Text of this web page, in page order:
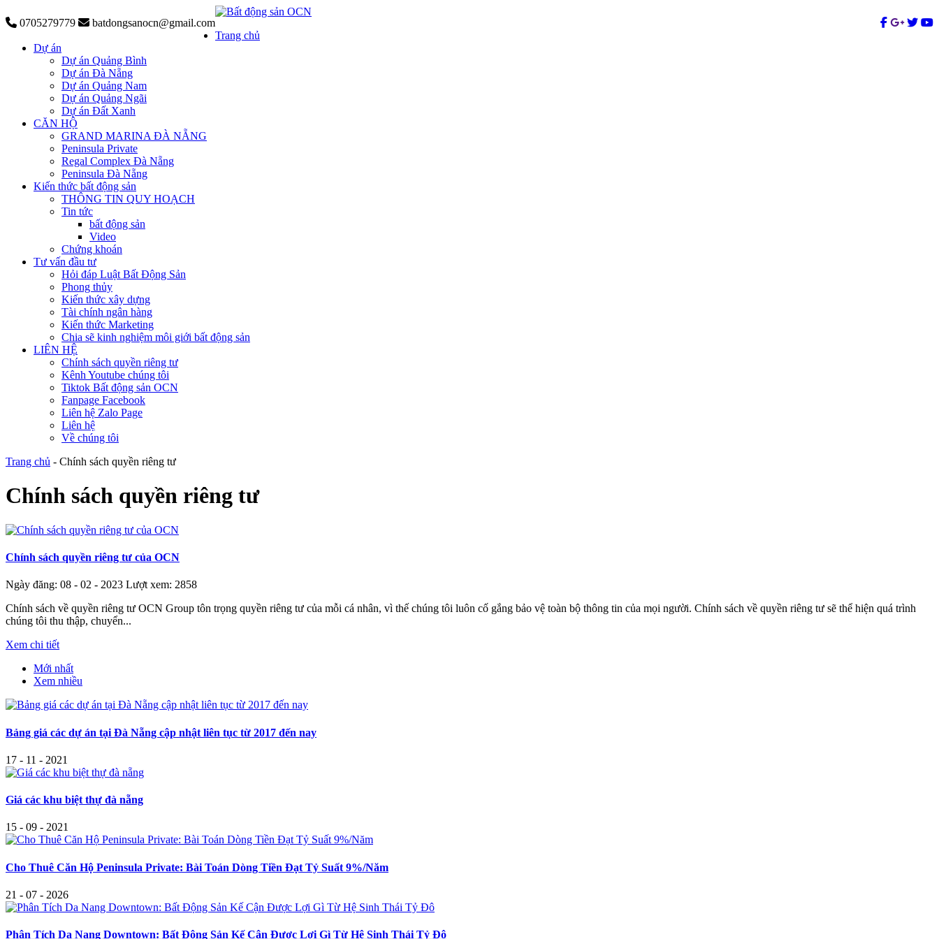
0705279779
batdongsanocn@gmail.com
Trang chủ
Dự án
Dự án Quảng Bình
Dự án Đà Nẵng
Dự án Quảng Nam
Dự án Quảng Ngãi
Dự án Đất Xanh
CĂN HỘ
GRAND MARINA ĐÀ NẴNG
Peninsula Private
Regal Complex Đà Nẵng
Peninsula Đà Nẵng
Kiến thức bất động sản
THÔNG TIN QUY HOẠCH
Tin tức
bất động sản
Video
Chứng khoán
Tư vấn đầu tư
Hỏi đáp Luật Bất Động Sản
Phong thủy
Kiến thức xây dựng
Tài chính ngân hàng
Kiến thức Marketing
Chia sẽ kinh nghiệm môi giới bất động sản
LIÊN HỆ
Chính sách quyền riêng tư
Kênh Youtube chúng tôi
Tiktok Bất động sản OCN
Fanpage Facebook
Liên hệ Zalo Page
Liên hệ
Về chúng tôi
Trang chủ - Chính sách quyền riêng tư
Chính sách quyền riêng tư
Chính sách quyền riêng tư của OCN
Ngày đăng: 08 - 02 - 2023 Lượt xem: 2858
Chính sách về quyền riêng tư OCN Group tôn trọng quyền riêng tư của mỗi cá nhân, vì thế chúng tôi luôn cố gắng bảo vệ toàn bộ thông tin của mọi người. Chính sách về quyền riêng tư sẽ thể hiện quá trình
chúng tôi thu thập, chuyển...
Xem chi tiết
Mới nhất
Xem nhiều
Bảng giá các dự án tại Đà Nẵng cập nhật liên tục từ 2017 đến nay
17 - 11 - 2021
Giá các khu biệt thự đà nẵng
15 - 09 - 2021
Cho Thuê Căn Hộ Peninsula Private: Bài Toán Dòng Tiền Đạt Tỷ Suất 9%/Năm
21 - 07 - 2026
Phân Tích Da Nang Downtown: Bất Động Sản Kế Cận Được Lợi Gì Từ Hệ Sinh Thái Tỷ Đô